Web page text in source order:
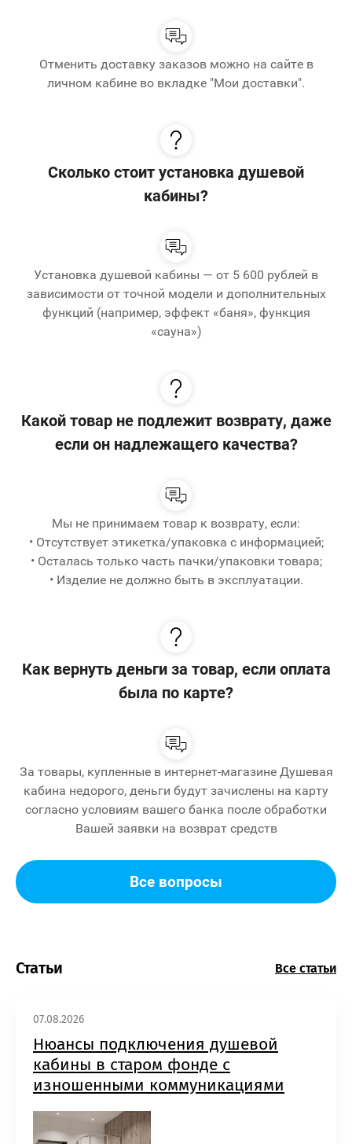
Отменить доставку заказов можно на сайте в
личном кабине во вкладке "Мои доставки".
Сколько стоит установка душевой
кабины?
Установка душевой кабины — от 5 600 рублей в
зависимости от точной модели и дополнительных
функций (например, эффект «баня», функция
«сауна»)
Какой товар не подлежит возврату, даже
если он надлежащего качества?
Мы не принимаем товар к возврату, если:
• Отсутствует этикетка/упаковка с информацией;
• Осталась только часть пачки/упаковки товара;
• Изделие не должно быть в эксплуатации.
Как вернуть деньги за товар, если оплата
была по карте?
За товары, купленные в интернет-магазине Душевая
кабина недорого, деньги будут зачислены на карту
согласно условиям вашего банка после обработки
Вашей заявки на возврат средств
Все вопросы
Статьи Все статьи
07.08.2026
Нюансы подключения душевой
кабины в старом фонде с
изношенными коммуникациями